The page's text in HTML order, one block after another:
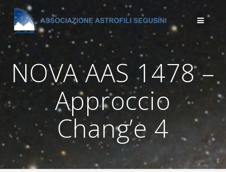
Salta
al
contenuto
NOVA AAS 1478 –
Approccio
Chang’e 4